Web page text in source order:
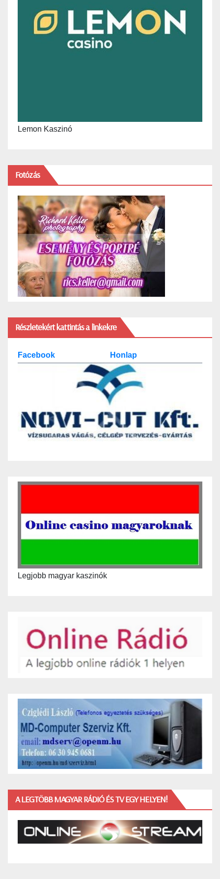
Lemon Kaszinó
Fotózás
Részletekért kattintás a linkekre
Facebook Honlap
Legjobb magyar kaszinók
A LEGTÖBB MAGYAR RÁDIÓ ÉS TV EGY HELYEN!